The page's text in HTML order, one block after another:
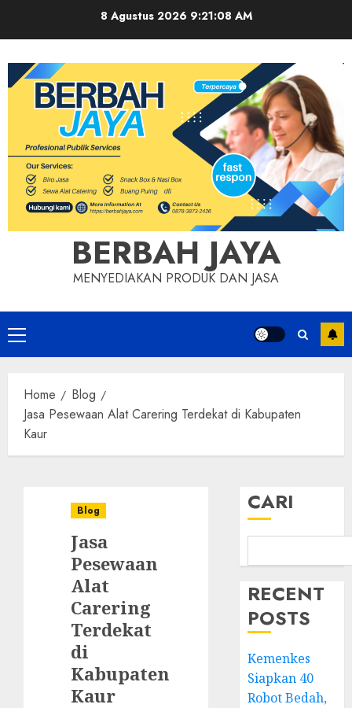
8 Agustus 2026 9:21:09 AM
BERBAH JAYA
MENYEDIAKAN PRODUK DAN JASA
Primary
Menu
Home
Blog
Jasa Pesewaan Alat Carering Terdekat di Kabupaten
Kaur
Blog
Jasa
Pesewaan
Alat
Carering
Terdekat
di
Kabupaten
Kaur
CARI
RECENT
POSTS
Kemenkes
Siapkan 40
Robot Bedah,